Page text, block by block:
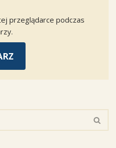
przeglądarce podczas